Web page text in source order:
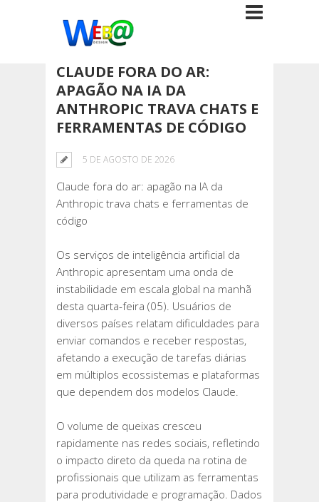
CLAUDE FORA DO AR:
APAGÃO NA IA DA
ANTHROPIC TRAVA CHATS E
FERRAMENTAS DE CÓDIGO
5 DE AGOSTO DE 2026
Claude fora do ar: apagão na IA da
Anthropic trava chats e ferramentas de
código
Os serviços de inteligência artificial da
Anthropic apresentam uma onda de
instabilidade em escala global na manhã
desta quarta-feira (05). Usuários de
diversos países relatam dificuldades para
enviar comandos e receber respostas,
afetando a execução de tarefas diárias
em múltiplos ecossistemas e plataformas
que dependem dos modelos Claude.
O volume de queixas cresceu
rapidamente nas redes sociais, refletindo
o impacto direto da queda na rotina de
profissionais que utilizam as ferramentas
para produtividade e programação. Dados